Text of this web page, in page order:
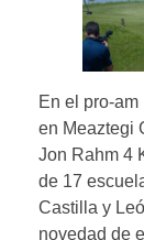
En el pro-
en Meaztegi
Jon Rahm 4
de 17
Castilla y
novedad de